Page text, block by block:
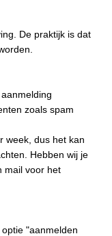
De praktijk is dat
zoals spam
week, dus het kan
Hebben wij je
mail voor het
"aanmelden